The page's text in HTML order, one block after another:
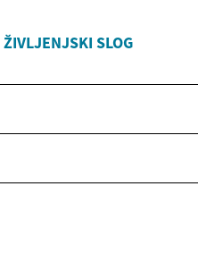
ŽIVLJENJSKI SLOG